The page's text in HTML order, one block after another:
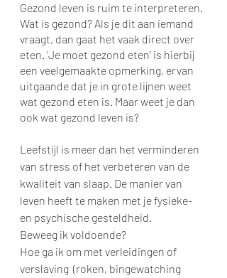
Gezond leven is ruim te interpreteren.
Wat is gezond? Als je dit aan iemand
vraagt, dan gaat het vaak direct over
eten. ‘Je moet gezond eten’ is hierbij
een veelgemaakte opmerking, ervan
uitgaande dat je in grote lijnen weet
wat gezond eten is. Maar weet je dan
ook wat gezond leven is?
Leefstijl is meer dan het verminderen
van stress of het verbeteren van de
kwaliteit van slaap. De manier van
leven heeft te maken met je fysieke-
en psychische gesteldheid.
Beweeg ik voldoende?
Hoe ga ik om met verleidingen of
verslaving  (roken, bingewatching